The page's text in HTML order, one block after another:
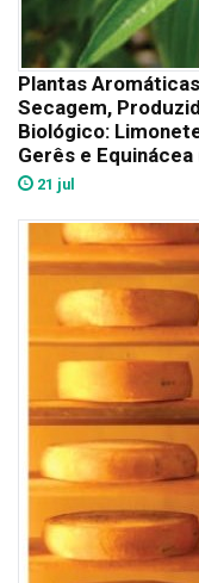
Plantas
Secagem,
Biológico:
Gerês e
21 jul